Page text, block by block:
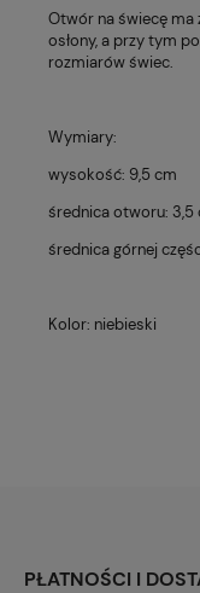
Otwór na świecę ma
osłony, a przy tym
rozmiarów świec.
Wymiary:
wysokość: 9,5 cm
średnica otworu: 3,5
średnica górnej
Kolor: niebieski
PŁATNOŚCI I